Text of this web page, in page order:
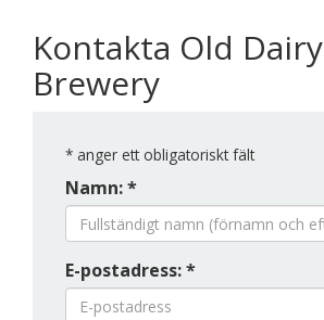
Kontakta Old Dairy
Brewery
* anger ett obligatoriskt fält
Namn: *
E-postadress: *